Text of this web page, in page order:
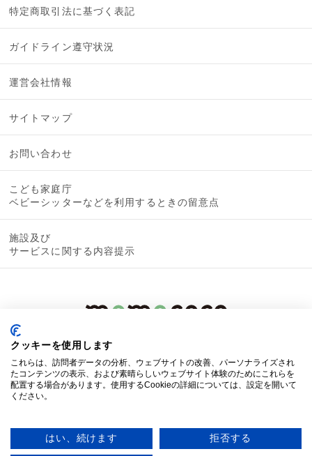
特定商取引法に基づく表記
ガイドライン遵守状況
運営会社情報
サイトマップ
お問い合わせ
こども家庭庁
ベビーシッターなどを利用するときの留意点
施設及び
サービスに関する内容提示
クッキーを使用します
これらは、訪問者データの分析、ウェブサイトの改善、パーソナライズされ
たコンテンツの表示、および素晴らしいウェブサイト体験のためにこれらを
配置する場合があります。使用するCookieの詳細については、設定を開いて
ください。
はい、続けます 拒否する